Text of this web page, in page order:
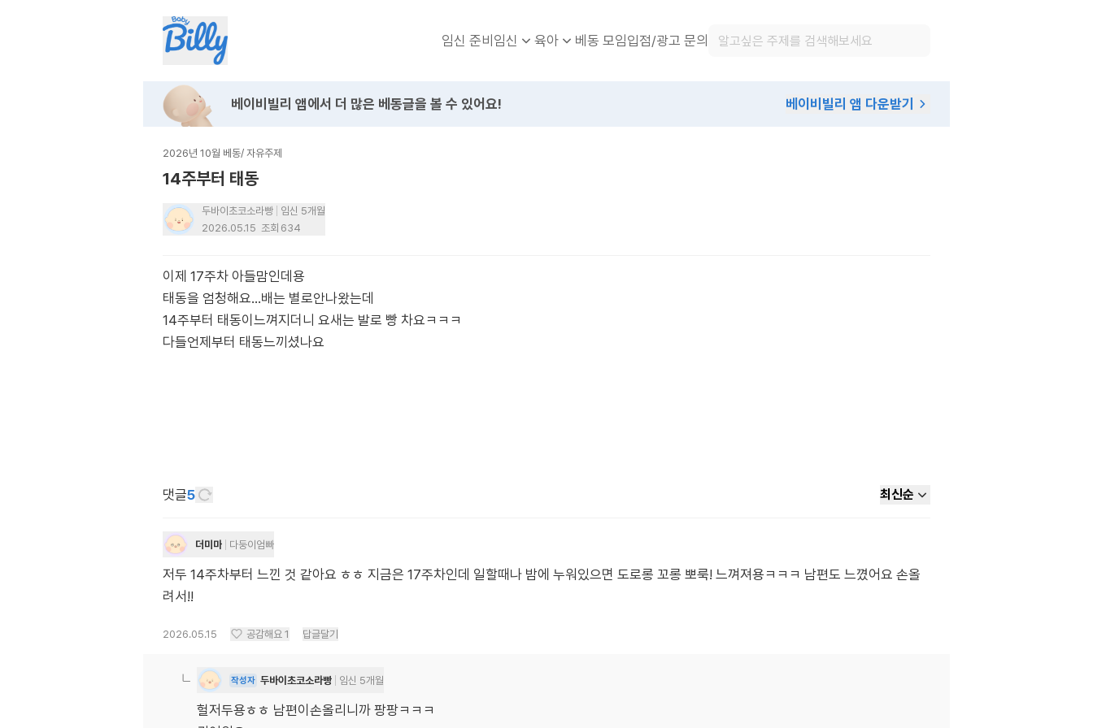
임신 준비임신 육아 베동 모임입점/광고 문의
베이비빌리 앱에서 더 많은 베동글을 볼 수 있어요! 베이비빌리 앱 다운받기
2026년 10월 베동/ 자유주제
14주부터 태동
두바이초코소라빵
임신 5개월
2026.05.15 조회 634
이제 17주차 아들맘인데용
태동을 엄청해요...배는 별로안나왔는데
14주부터 태동이느껴지더니 요새는 발로 빵 차요ㅋㅋㅋ
다들언제부터 태동느끼셨나요
댓글5 최신순
더미마 다둥이엄빠
저두 14주차부터 느낀 것 같아요 ㅎㅎ 지금은 17주차인데 일할때나 밤에 누워있으면 도로롱 꼬롱 뽀룩! 느껴져용ㅋㅋㅋ 남편도 느꼈어요 손올
려서!!
2026.05.15 공감해요 1 답글달기
작성자 두바이초코소라빵 임신 5개월
헐저두용ㅎㅎ 남편이손올리니까 팡팡ㅋㅋㅋ